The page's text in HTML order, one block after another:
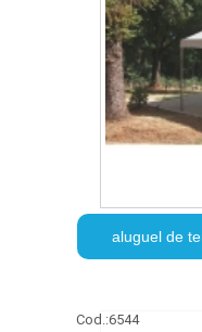
aluguel de
Cod.:6544